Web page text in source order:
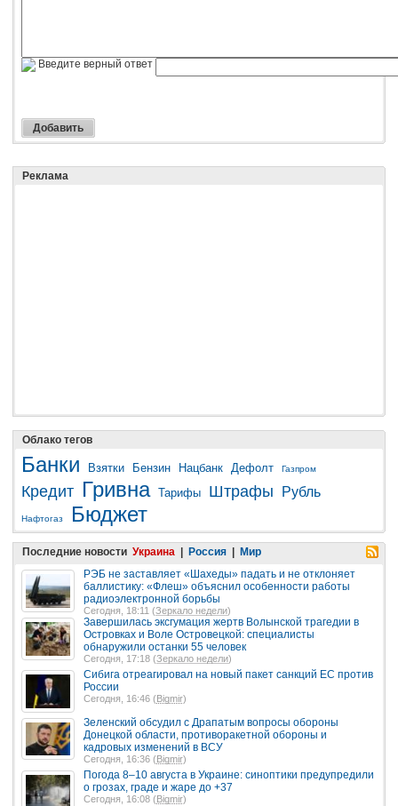
Введите верный ответ
Реклама
Облако тегов
Банки Взятки Бензин Нацбанк Дефолт Газпром
Кредит Гривна Тарифы Штрафы Рубль
Нафтогаз Бюджет
Последние новости Украина Россия
Мир
РЭБ не заставляет «Шахеды» падать и не отклоняет
баллистику: «Флеш» объяснил особенности работы
радиоэлектронной борьбы
Сегодня, 18:11 (Зеркало недели)
Завершилась эксгумация жертв Волынской трагедии в
Островках и Воле Островецкой: специалисты
обнаружили останки 55 человек
Сегодня, 17:18 (Зеркало недели)
Сибига отреагировал на новый пакет санкций ЕС против
России
Сегодня, 16:46 (Bigmir)
Зеленский обсудил с Драпатым вопросы обороны
Донецкой области, противоракетной обороны и
кадровых изменений в ВСУ
Сегодня, 16:36 (Bigmir)
Погода 8–10 августа в Украине: синоптики предупредили
о грозах, граде и жаре до +37
Сегодня, 16:08 (Bigmir)